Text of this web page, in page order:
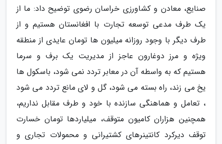
صنایع، معادن و کشاورزی خراسان رضوی توضیح داد: ما از
یک طرف مدعی توسعه تجارت با افغانستان هستیم و از
طرف دیگر با وجود روزانه میلیون ها تومان عایدی از منطقه
ویژه و مرز دوغارون عاجز از مدیریت یک برف و سرما
هستیم که به واسطه آن در معابر تردد نمی شود، باسکول ها
یخ می زند، راه بسته می شود، گل و لای مانع تردد می شود
، تعامل و هماهنگی سازنده با خود و طرف مقابل نداریم،
همچنین هزاران کامیون متوقف، میلیاردها تومان خسارت
توقف دیرکرد کانتینرهای کشتیرانی و محمولات تجاری و